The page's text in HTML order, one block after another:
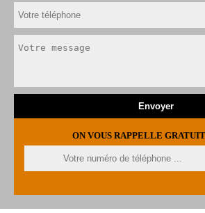
ON VOUS RAPPELLE